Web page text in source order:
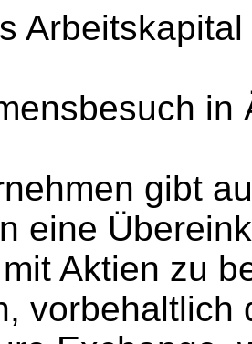
gibt
eine
Aktien zu
vorbehaltlich